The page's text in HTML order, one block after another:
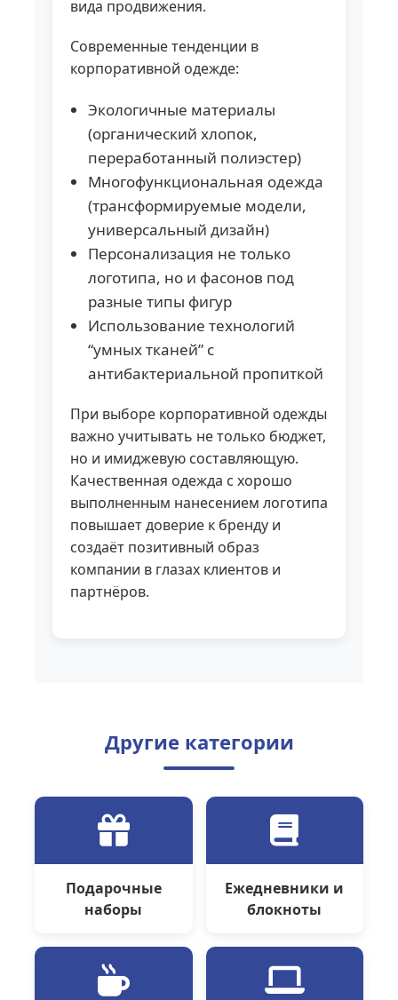
вида продвижения.
Современные тенденции в
корпоративной одежде:
Экологичные материалы
(органический хлопок,
переработанный полиэстер)
Многофункциональная одежда
(трансформируемые модели,
универсальный дизайн)
Персонализация не только
логотипа, но и фасонов под
разные типы фигур
Использование технологий
“умных тканей” с
антибактериальной пропиткой
При выборе корпоративной одежды
важно учитывать не только бюджет,
но и имиджевую составляющую.
Качественная одежда с хорошо
выполненным нанесением логотипа
повышает доверие к бренду и
создаёт позитивный образ
компании в глазах клиентов и
партнёров.
Другие категории
Подарочные
наборы
Ежедневники и
блокноты